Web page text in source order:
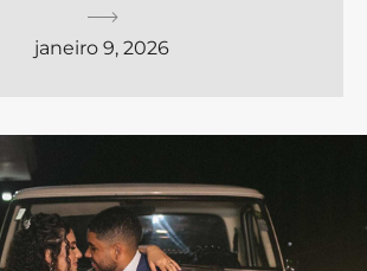
janeiro 9, 2026